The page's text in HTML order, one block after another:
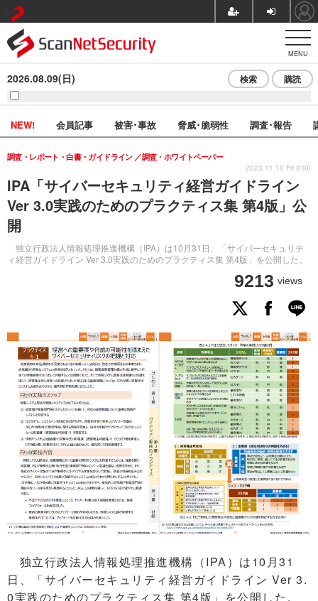
MENU
2026.08.09(日) 検索 購読
NEW! 会員記事 被害･事故 脅威･脆弱性 調査･報告
IPA「サイバーセキュリティ経営ガイドライン
Ver 3.0実践のためのプラクティス集 第4版」公
開
独立行政法人情報処理推進機構（IPA）は10月31日、「サイバーセキュリテ
ィ経営ガイドライン Ver 3.0実践のためのプラクティス集 第4版」を公開した。
調査・レポート・白書・ガイドライン 調査・ホワイトペーパー
9213 views
2023.11.10 Fri 8:00
独立行政法人情報処理推進機構（IPA）は10月31
日、「サイバーセキュリティ経営ガイドライン Ver 3.
0実践のためのプラクティス集 第4版」を公開した。